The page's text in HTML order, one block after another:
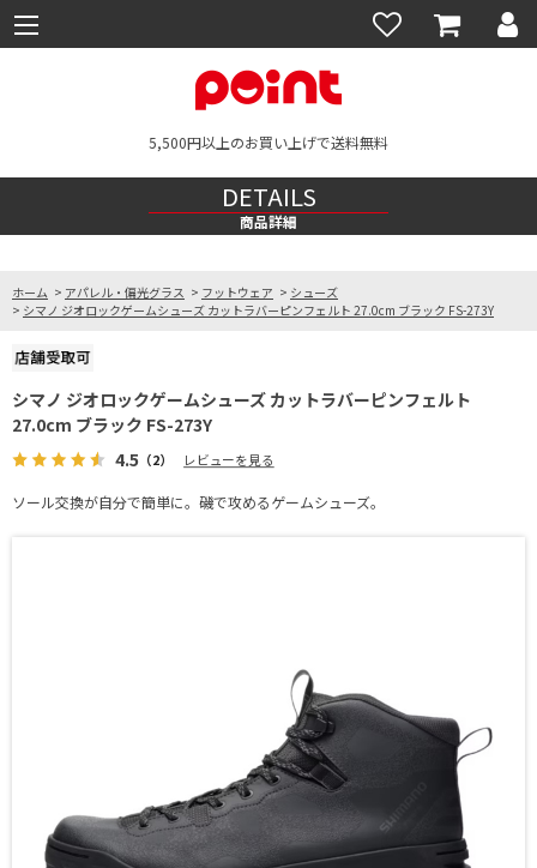
5,500円以上のお買い上げで送料無料
DETAILS
商品詳細
ホーム > アパレル・偏光グラス > フットウェア > シューズ
> シマノ ジオロックゲームシューズ カットラバーピンフェルト 27.0cm ブラック FS-273Y
シマノ ジオロックゲームシューズ カットラバーピンフェルト
27.0cm ブラック FS-273Y
4.5 （2） レビューを見る
ソール交換が自分で簡単に。磯で攻めるゲームシューズ。